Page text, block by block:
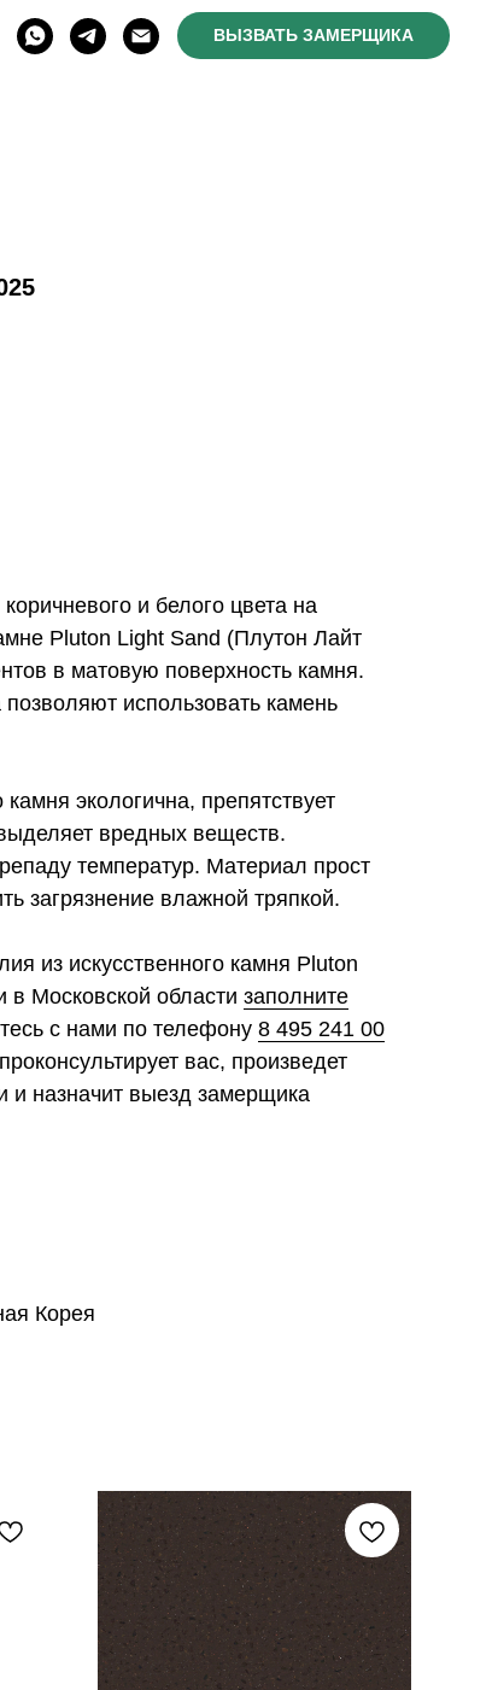
ВЫЗВАТЬ ЗАМЕРЩИКА
и белого цвета на
Pluton Light Sand (Плутон Лайт
в матовую поверхность камня.
использовать камень
экологична, препятствует
вредных веществ.
температур. Материал прост
загрязнение влажной тряпкой.
из искусственного камня Pluton
Московской области заполните
с нами по телефону 8 495 241 00
вас, произведет
и назначит выезд замерщика
Корея